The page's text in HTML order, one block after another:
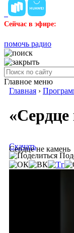
Сейчас в эфире:
помочь радио
Главное меню
Главная ›
«Сердце
Сердце не камень
Скачать